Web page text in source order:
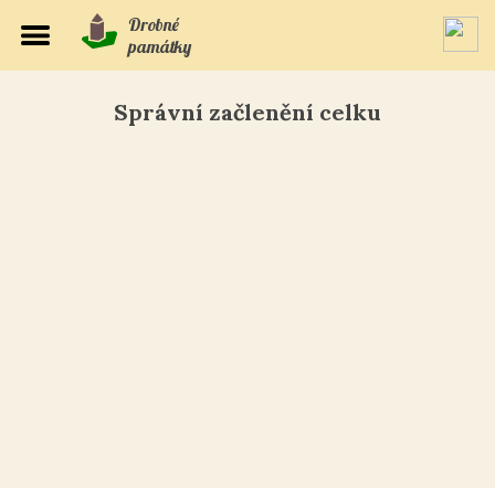
Drobné
památky
Správní začlenění celku